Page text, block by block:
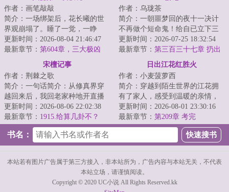
作者：画笔敲敲
简介：一场绑架后，花长曦的世
界观崩塌了。睡了一觉，一睁
眼，视线里就浮现出了一行字：
[境界：练气境/]...
更新时间：2026-08-04 21:46:47
最新章节： 第604章，三大极凶
作者：乌珑茶
简介：一朝噩梦回的夜十一决计
不再做个短命鬼！给自已立下三
条规矩：一，强身健体；二，十
九岁前不谈婚不...
更新时间：2026-07-25 18:32:54
最新章节： 第三百三十七章 扔出
宋檀记事
作者：荆棘之歌
简介：一句话简介：从修真界穿
越回来后，我回老家种地开直播
卖菜了！修成金丹渡劫失败的宋
檀回到现代，发...
更新时间：2026-08-06 22:02:38
最新章节： 1915.给算几卦不？
日出江花红胜火
作者：小麦菠萝西
简介：穿越到陌生世界的江花拥
有了家人，感受到温暖的亲情，
全家人一起努力过上了富裕幸福
快乐的日子。...
更新时间：2026-08-01 23:30:16
最新章节： 第209章 考完
书名：
本站若有图片广告属于第三方接入，非本站所为，广告内容与本站无关，不代表
本站立场，请谨慎阅读。
Copyright © 2020 UC小说 All Rights Reserved.kk